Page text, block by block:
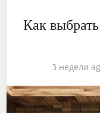
Как
3 недели